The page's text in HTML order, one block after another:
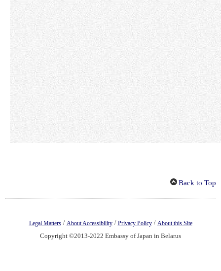
Back to Top
Legal Matters / About Accessibility / Privacy Policy / About this Site
Copyright ©2013-2022 Embassy of Japan in Belarus